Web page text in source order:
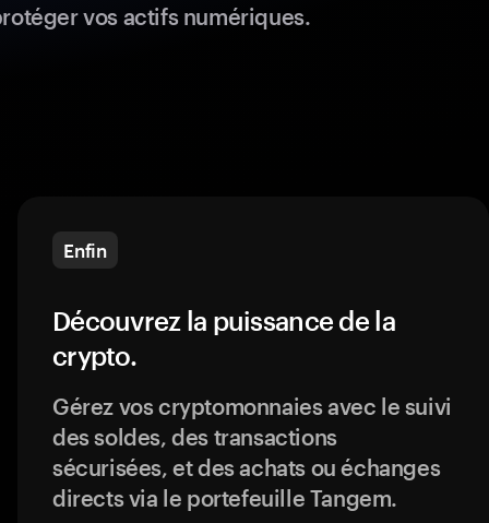
vos actifs numériques.
Enfin
Découvrez la puissance de la
crypto.
Gérez vos cryptomonnaies avec le suivi
des soldes, des transactions
sécurisées, et des achats ou échanges
directs via le portefeuille Tangem.